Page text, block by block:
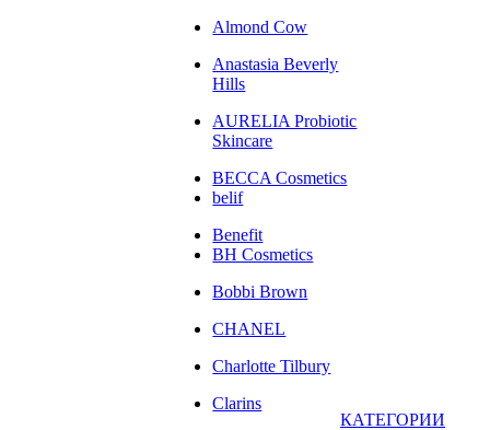
Almond Cow
Anastasia Beverly
Hills
AURELIA Probiotic
Skincare
BECCA Cosmetics
belif
Benefit
BH Cosmetics
Bobbi Brown
CHANEL
Charlotte Tilbury
Clarins
КАТЕГОРИИ